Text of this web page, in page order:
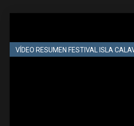
VÍDEO RESUMEN FESTIVAL ISLA